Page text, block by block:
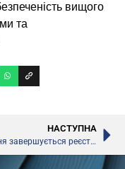
вищого
та
НАСТУПНА
15 грудня завершується реєстрація учасників на пробне ЗНО